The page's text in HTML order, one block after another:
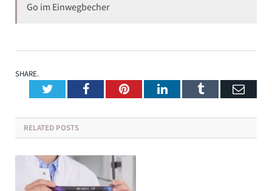
Go im Einwegbecher
SHARE.
TwitterFacebookPinterestLinkedInTumblr
RELATED POSTS